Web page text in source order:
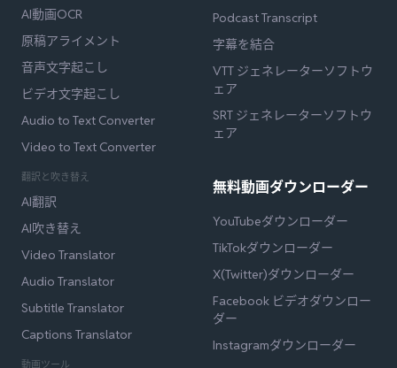
AI動画OCR
原稿アライメント
音声文字起こし
ビデオ文字起こし
Audio to Text Converter
Video to Text Converter
翻訳と吹き替え
AI翻訳
AI吹き替え
Video Translator
Audio Translator
Subtitle Translator
Captions Translator
動画ツール
Podcast Transcript
字幕を結合
VTT ジェネレーターソフトウ
ェア
SRT ジェネレーターソフトウ
ェア
無料動画ダウンローダー
YouTubeダウンローダー
TikTokダウンローダー
X(Twitter)ダウンローダー
Facebook ビデオダウンロー
ダー
Instagramダウンローダー